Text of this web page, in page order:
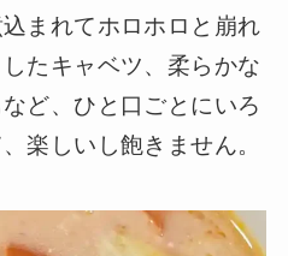
まれてホロホロと崩れ
たキャベツ、柔らかな
ど、ひと口ごとにいろ
楽しいし飽きません。